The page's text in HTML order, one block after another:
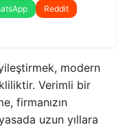
Reddit
modern
Verimli bir
firmanızın
uzun yıllara